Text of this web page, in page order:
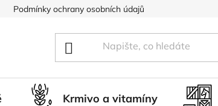
Podmínky ochrany osobních údajů
Krmivo a vitamíny